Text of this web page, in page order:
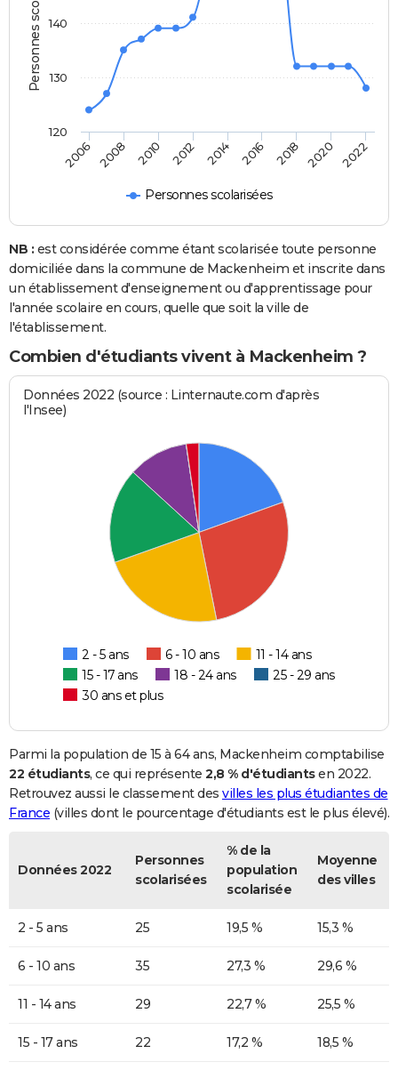
Personnes scolarisées
2006 2008 2010 2012 2014 2016 2018 2020 2022
120
130
140
NB : est considérée comme étant scolarisée toute personne
domiciliée dans la commune de Mackenheim et inscrite dans
un établissement d'enseignement ou d'apprentissage pour
l'année scolaire en cours, quelle que soit la ville de
l'établissement.
Combien d'étudiants vivent à Mackenheim ?
Données 2022 (source : Linternaute.com d'après
l'Insee)
2 - 5 ans 6 - 10 ans
11 - 14 ans
15 - 17 ans
18 - 24 ans
25 - 29 ans
30 ans et plus
Parmi la population de 15 à 64 ans, Mackenheim comptabilise
22 étudiants, ce qui représente 2,8 % d'étudiantsen 2022.
Retrouvez aussi le classement des villes les plus étudiantes de
France (villes dont le pourcentage d'étudiants est le plus élevé).
Données 2022
Personnes
scolarisées
% de la
population
scolarisée
Moyenne
des villes
2 - 5 ans 25 19,5 % 15,3 %
6 - 10 ans 35 27,3 % 29,6 %
11 - 14 ans 29 22,7 % 25,5 %
15 - 17 ans 22 17,2 % 18,5 %